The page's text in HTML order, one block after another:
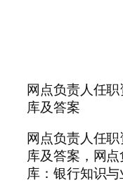
网点负责人任
库及答案
网点负责人任
库及答案，网
库：银行知识